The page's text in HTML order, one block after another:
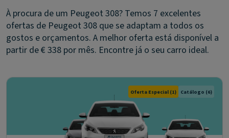
À procura de um Peugeot 308? Temos 7 excelentes
ofertas de Peugeot 308 que se adaptam a todos os
gostos e orçamentos. A melhor oferta está disponível a
partir de € 338 por mês. Encontre já o seu carro ideal.
Oferta Especial (1) Catálogo (6)